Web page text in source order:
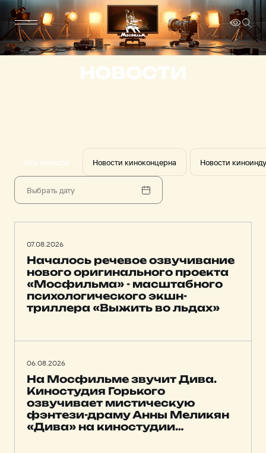
НОВОСТИ
Все новости Новости киноконцерна Новости
07.08.2026
Началось речевое озвучивание
нового оригинального проекта
«Мосфильма» - масштабного
психологического экшн-
триллера «Выжить во льдах»
06.08.2026
На Мосфильме звучит Дива.
Киностудия Горького
озвучивает мистическую
фэнтези-драму Анны Меликян
«Дива» на киностудии